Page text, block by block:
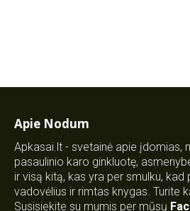
Apie Nodum
Apkasai.lt - svetainė apie įdomias,
pasaulinio karo ginkluotę,
ir visą kitą, kas yra per smulku,
vadovėlius ir rimtas knygas. Turite
Susisiekite su mumis per mūsų